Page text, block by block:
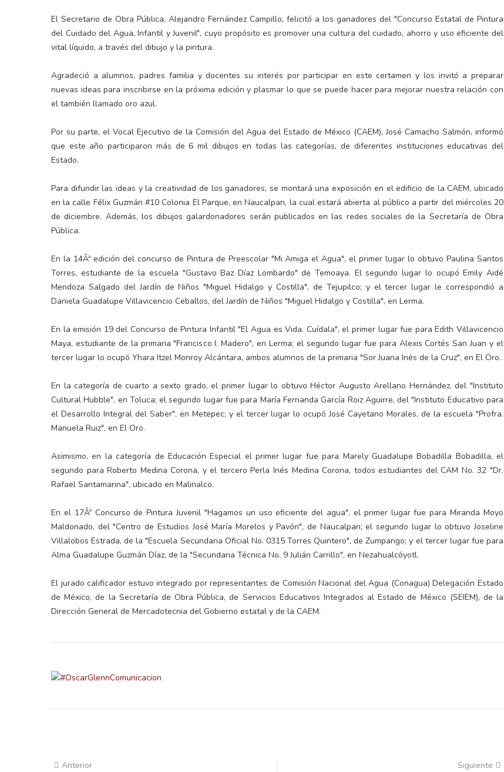
El Secretario de Obra Pública, Alejandro Fernández Campillo, felicitó a los ganadores del "Concurso Estatal de Pintura
del Cuidado del Agua, Infantil y Juvenil", cuyo propósito es promover una cultura del cuidado, ahorro y uso eficiente del
vital líquido, a través del dibujo y la pintura.
Agradeció a alumnos, padres familia y docentes su interés por participar en este certamen y los invitó a preparar
nuevas ideas para inscribirse en la próxima edición y plasmar lo que se puede hacer para mejorar nuestra relación con
el también llamado oro azul.
Por su parte, el Vocal Ejecutivo de la Comisión del Agua del Estado de México (CAEM), José Camacho Salmón, informó
que este año participaron más de 6 mil dibujos en todas las categorías, de diferentes instituciones educativas del
Estado.
Para difundir las ideas y la creatividad de los ganadores, se montará una exposición en el edificio de la CAEM, ubicado
en la calle Félix Guzmán #10 Colonia El Parque, en Naucalpan, la cual estará abierta al público a partir del miércoles 20
de diciembre. Además, los dibujos galardonadores serán publicados en las redes sociales de la Secretaría de Obra
Pública.
En la 14Âª edición del concurso de Pintura de Preescolar "Mi Amiga el Agua", el primer lugar lo obtuvo Paulina Santos
Torres, estudiante de la escuela "Gustavo Baz Díaz Lombardo" de Temoaya. El segundo lugar lo ocupó Emily Aidé
Mendoza Salgado del Jardín de Niños "Miguel Hidalgo y Costilla", de Tejupilco; y el tercer lugar le correspondió a
Daniela Guadalupe Villavicencio Ceballos, del Jardín de Niños "Miguel Hidalgo y Costilla", en Lerma.
En la emisión 19 del Concurso de Pintura Infantil "El Agua es Vida. Cuídala", el primer lugar fue para Edith Villavicencio
Maya, estudiante de la primaria "Francisco I. Madero", en Lerma; el segundo lugar fue para Alexis Cortés San Juan y el
tercer lugar lo ocupó Yhara Itzel Monroy Alcántara, ambos alumnos de la primaria "Sor Juana Inés de la Cruz", en El Oro.
En la categoría de cuarto a sexto grado, el primer lugar lo obtuvo Héctor Augusto Arellano Hernández, del "Instituto
Cultural Hubble", en Toluca; el segundo lugar fue para María Fernanda García Roiz Aguirre, del "Instituto Educativo para
el Desarrollo Integral del Saber", en Metepec; y el tercer lugar lo ocupó José Cayetano Morales, de la escuela "Profra.
Manuela Ruiz", en El Oro.
Asimismo, en la categoría de Educación Especial el primer lugar fue para Marely Guadalupe Bobadilla Bobadilla, el
segundo para Roberto Medina Corona, y el tercero Perla Inés Medina Corona, todos estudiantes del CAM No. 32 "Dr.
Rafael Santamarina", ubicado en Malinalco.
En el 17Âº Concurso de Pintura Juvenil "Hagamos un uso eficiente del agua", el primer lugar fue para Miranda Moyo
Maldonado, del "Centro de Estudios José María Morelos y Pavón", de Naucalpan; el segundo lugar lo obtuvo Joseline
Villalobos Estrada, de la "Escuela Secundaria Oficial No. 0315 Torres Quintero", de Zumpango; y el tercer lugar fue para
Alma Guadalupe Guzmán Díaz, de la "Secundaria Técnica No. 9 Julián Carrillo", en Nezahualcóyotl.
El jurado calificador estuvo integrado por representantes de Comisión Nacional del Agua (Conagua) Delegación Estado
de México, de la Secretaría de Obra Pública, de Servicios Educativos Integrados al Estado de México (SEIEM), de la
Dirección General de Mercadotecnia del Gobierno estatal y de la CAEM.
Anterior Siguiente